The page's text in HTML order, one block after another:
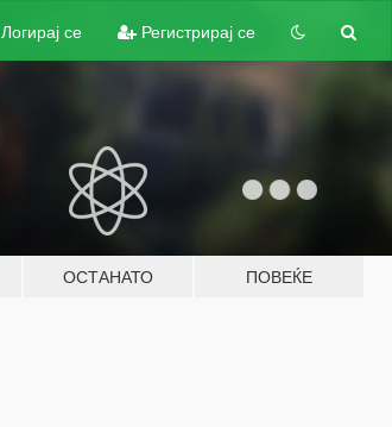
Логирај се Регистрирај се
ОСТАНАТО ПОВЕЌЕ